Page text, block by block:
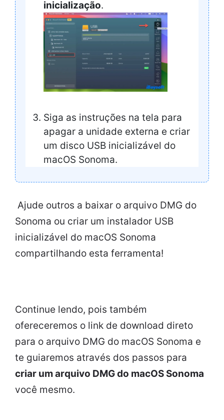
inicialização.
Siga as instruções na tela para
apagar a unidade externa e criar
um disco USB inicializável do
macOS Sonoma.
Ajude outros a baixar o arquivo DMG do
Sonoma ou criar um instalador USB
inicializável do macOS Sonoma
compartilhando esta ferramenta!
Continue lendo, pois também
ofereceremos o link de download direto
para o arquivo DMG do macOS Sonoma e
te guiaremos através dos passos para
criar um arquivo DMG do macOS Sonoma
você mesmo.